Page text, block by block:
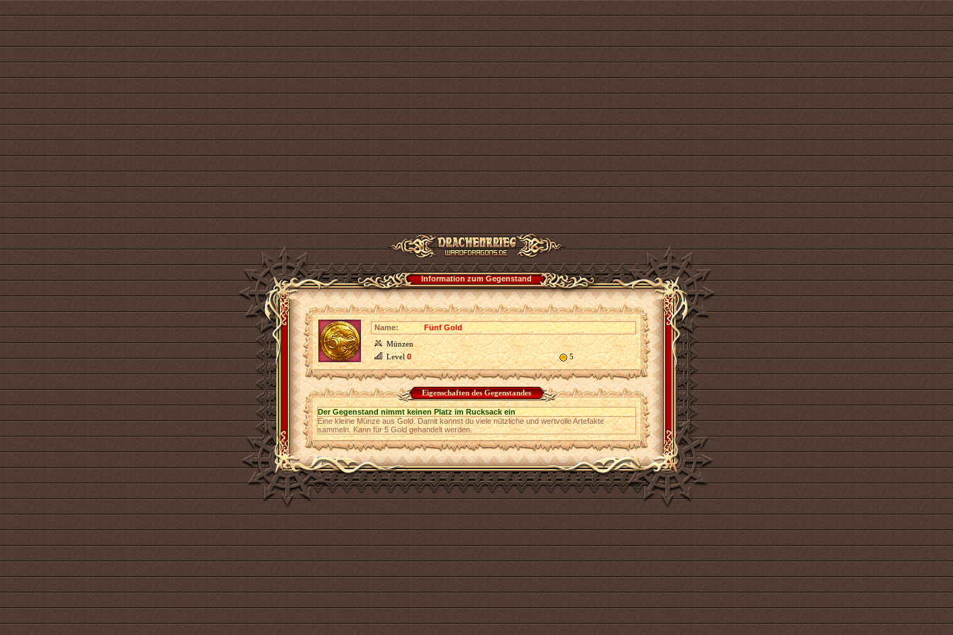
Information zum Gegenstand
Name:
Fünf Gold
Münzen
Level0 5
Eigenschaften des Gegenstandes
Der Gegenstand nimmt keinen Platz im Rucksack ein
Eine kleine Münze aus Gold. Damit kannst du viele nützliche und wertvolle Artefakte
sammeln. Kann für 5 Gold gehandelt werden.